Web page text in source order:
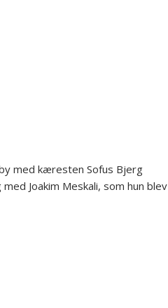
med kæresten Sofus Bjerg
Joakim Meskali, som hun blev